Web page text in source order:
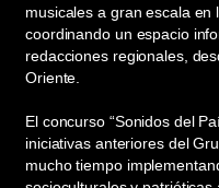
musicales a gran escala
coordinando un espacio
redacciones regionales,
Oriente.
El concurso “Sonidos del
iniciativas anteriores del
mucho tiempo